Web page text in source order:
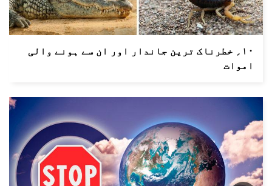
۱۰؍ خطرناک ترین جاندار اور ان سے ہونے والی
اموات